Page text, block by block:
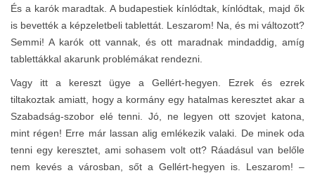
És a karók maradtak. A budapestiek kínlódtak, kínlódtak, majd ők
is bevették a képzeletbeli tablettát. Leszarom! Na, és mi változott?
Semmi! A karók ott vannak, és ott maradnak mindaddig, amíg
tablettákkal akarunk problémákat rendezni.
Vagy itt a kereszt ügye a Gellért-hegyen. Ezrek és ezrek
tiltakoztak amiatt, hogy a kormány egy hatalmas keresztet akar a
Szabadság-szobor elé tenni. Jó, ne legyen ott szovjet katona,
mint régen! Erre már lassan alig emlékezik valaki. De minek oda
tenni egy keresztet, ami sohasem volt ott? Ráadásul van belőle
nem kevés a városban, sőt a Gellért-hegyen is. Leszarom! –